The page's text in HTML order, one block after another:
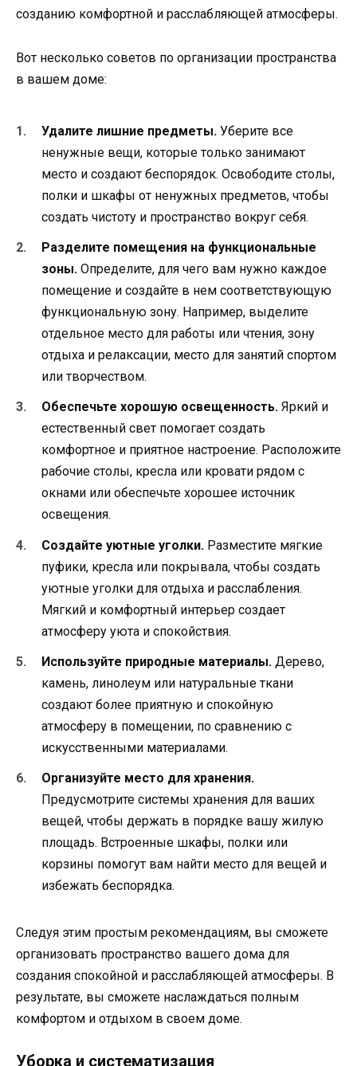
созданию комфортной и расслабляющей атмосферы.
Вот несколько советов по организации пространства
в вашем доме:
Удалите лишние предметы. Уберите все
ненужные вещи, которые только занимают
место и создают беспорядок. Освободите столы,
полки и шкафы от ненужных предметов, чтобы
создать чистоту и пространство вокруг себя.
Разделите помещения на функциональные
зоны. Определите, для чего вам нужно каждое
помещение и создайте в нем соответствующую
функциональную зону. Например, выделите
отдельное место для работы или чтения, зону
отдыха и релаксации, место для занятий спортом
или творчеством.
Обеспечьте хорошую освещенность. Яркий и
естественный свет помогает создать
комфортное и приятное настроение. Расположите
рабочие столы, кресла или кровати рядом с
окнами или обеспечьте хорошее источник
освещения.
Создайте уютные уголки. Разместите мягкие
пуфики, кресла или покрывала, чтобы создать
уютные уголки для отдыха и расслабления.
Мягкий и комфортный интерьер создает
атмосферу уюта и спокойствия.
Используйте природные материалы. Дерево,
камень, линолеум или натуральные ткани
создают более приятную и спокойную
атмосферу в помещении, по сравнению с
искусственными материалами.
Организуйте место для хранения.
Предусмотрите системы хранения для ваших
вещей, чтобы держать в порядке вашу жилую
площадь. Встроенные шкафы, полки или
корзины помогут вам найти место для вещей и
избежать беспорядка.
Следуя этим простым рекомендациям, вы сможете
организовать пространство вашего дома для
создания спокойной и расслабляющей атмосферы. В
результате, вы сможете наслаждаться полным
комфортом и отдыхом в своем доме.
Уборка и систематизация